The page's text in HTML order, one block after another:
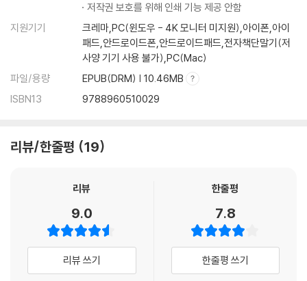
저작권 보호를 위해 인쇄 기능 제공 안함
지원기기
크레마,PC(윈도우 - 4K 모니터 미지원),아이폰,아이
패드,안드로이드폰,안드로이드패드,전자책단말기(저
사양 기기 사용 불가),PC(Mac)
파일/용량
EPUB(DRM) | 10.46MB
ISBN13
9788960510029
리뷰/한줄평 19
리뷰
9.0
리뷰 쓰기
한줄평
7.8
한줄평 쓰기